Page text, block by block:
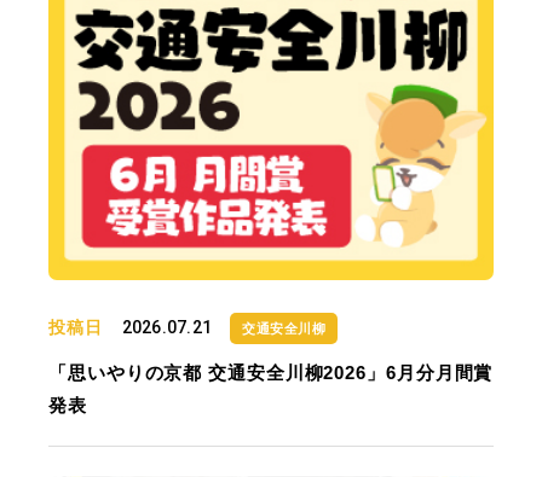
投稿日 2026.07.21 交通安全川柳
「思いやりの京都 交通安全川柳2026」6月分月間賞
発表